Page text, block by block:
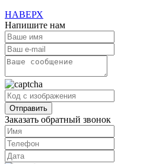
НАВЕРХ
Напишите нам
Заказать обратный звонок